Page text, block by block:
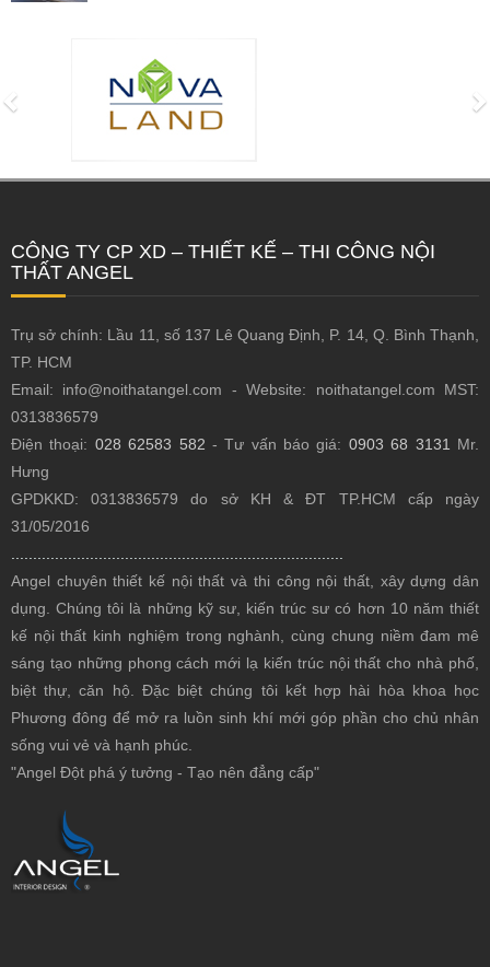
CÔNG TY CP XD – THIẾT KẾ – THI CÔNG NỘI
THẤT ANGEL
Trụ sở chính: Lầu 11, số 137 Lê Quang Định, P. 14, Q. Bình Thạnh,
TP. HCM
Email: info@noithatangel.com - Website: noithatangel.com MST:
0313836579
Điện thoại: 028 62583 582 - Tư vấn báo giá: 0903 68 3131 Mr.
Hưng
GPDKKD: 0313836579 do sở KH & ĐT TP.HCM cấp ngày
31/05/2016
Angel chuyên thiết kế nội thất và thi công nội thất, xây dựng dân
dụng. Chúng tôi là những kỹ sư, kiến trúc sư có hơn 10 năm thiết
kế nội thất kinh nghiệm trong nghành, cùng chung niềm đam mê
sáng tạo những phong cách mới lạ kiến trúc nội thất cho nhà phố,
biệt thự, căn hộ. Đặc biệt chúng tôi kết hợp hài hòa khoa học
Phương đông để mở ra luồn sinh khí mới góp phần cho chủ nhân
sống vui vẻ và hạnh phúc.
"Angel Đột phá ý tưởng - Tạo nên đẳng cấp"